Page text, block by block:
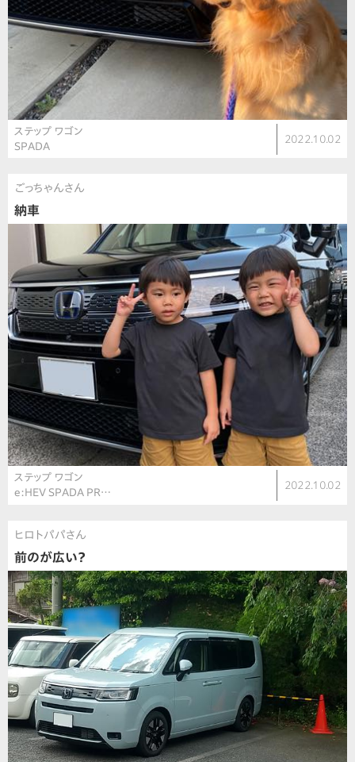
ステップ ワゴン
SPADA
2022.10.02
ごっちゃんさん
納車
ステップ ワゴン
e:HEV SPADA PR…
2022.10.02
ヒロトパパさん
前のが広い？